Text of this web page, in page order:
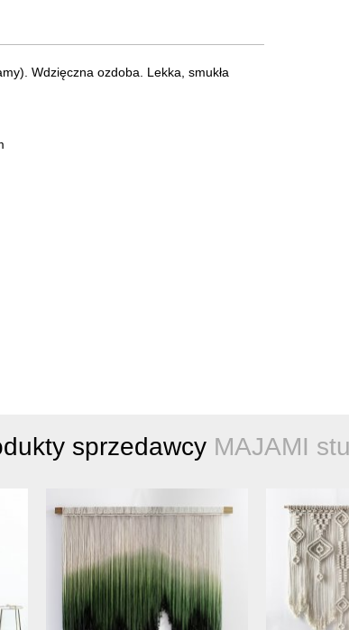
Wdzięczna ozdoba. Lekka, smukła
sprzedawcy MAJAMI